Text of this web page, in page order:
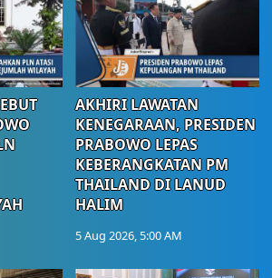
AKHIRI LAWATAN
KENEGARAAN, PRESIDEN
PRABOWO LEPAS
KEBERANGKATAN PM
THAILAND DI LANUD
HALIM
5 Aug 2026, 5:00 AM